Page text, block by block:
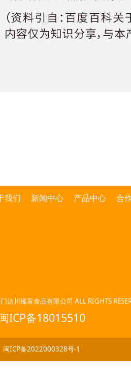
我们 新闻中心 产品中心 合
川臻富食品有限公司 ALL RIGHTS
ICP备18015510
闽ICP备2022000328号-1